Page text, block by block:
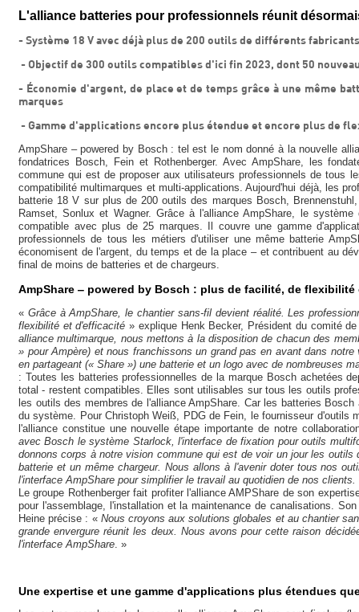
L'alliance batteries pour professionnels réunit
- Système 18 V avec déjà plus de 200 outils de différents fabricants
 - Objectif de 300 outils compatibles d'ici fin 2023, dont 50
- Économie d'argent, de place et de temps grâce à une même
marques
 - Gamme d'applications encore plus étendue et encore plus de
AmpShare ‒ powered by Bosch : tel est le nom donné à la nouvelle
fondatrices Bosch, Fein et Rothenberger. Avec AmpShare, les
commune qui est de proposer aux utilisateurs professionnels de tous
compatibilité multimarques et multi-applications. Aujourd'hui déjà, les
batterie 18 V sur plus de 200 outils des marques Bosch,
Ramset, Sonlux et Wagner. Grâce à l'alliance AmpShare, le
compatible avec plus de 25 marques. Il couvre une gamme
professionnels de tous les métiers d'utiliser une même batterie
économisent de l'argent, du temps et de la place ‒ et contribuent au
final de moins de batteries et de chargeurs.
AmpShare ‒ powered by Bosch : plus de facilité, de
« Grâce à AmpShare, le chantier sans-fil devient réalité. Les
flexibilité et d'efficacité » explique Henk Becker, Président du comité
alliance multimarque, nous mettons à la disposition de chacun des
» pour Ampère) et nous franchissons un grand pas en avant dans
en partageant (« Share ») une batterie et un logo avec de nombreuses
: Toutes les batteries professionnelles de la marque Bosch achetées
total - restent compatibles. Elles sont utilisables sur tous les outils
les outils des membres de l'alliance AmpShare. Car les batteries
du système. Pour Christoph Weiß, PDG de Fein, le fournisseur d'outils
l'alliance constitue une nouvelle étape importante de notre
avec Bosch le système Starlock, l'interface de fixation pour outils
donnons corps à notre vision commune qui est de voir un jour les
batterie et un même chargeur. Nous allons à l'avenir doter tous nos
l'interface AmpShare pour simplifier le travail au quotidien de nos clients.
Le groupe Rothenberger fait profiter l'alliance AMPShare de son
pour l'assemblage, l'installation et la maintenance de canalisations.
Heine précise : « Nous croyons aux solutions globales et au chantier
grande envergure réunit les deux. Nous avons pour cette raison
l'interface AmpShare. »
Une expertise et une gamme d'applications plus étendues